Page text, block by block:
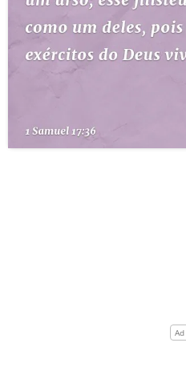
ESBOÇOS DE PREGAÇÃO
TEMAS
PERGUNTE À BÍBLIA
TERMO BÍBLICO